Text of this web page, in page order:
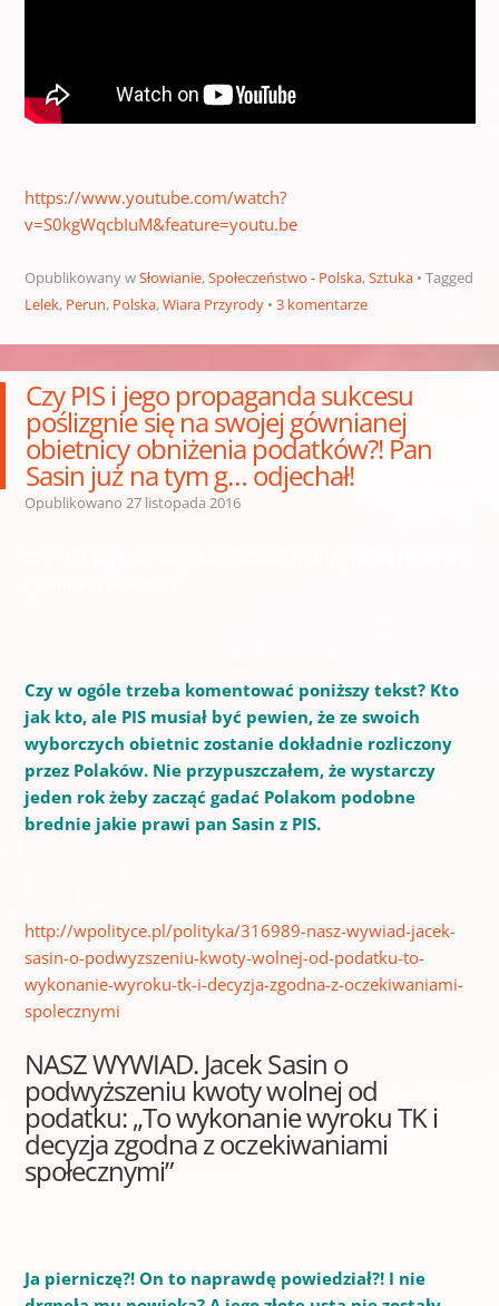
https://www.youtube.com/watch?
v=S0kgWqcbIuM&feature=youtu.be
Opublikowany wSłowianie,Społeczeństwo - Polska,Sztuka
Tagged
Lelek, Perun, Polska,Wiara Przyrody 3 komentarze
Czy PIS i jego propaganda sukcesu
poślizgnie się na swojej gównianej
obietnicy obniżenia podatków?! Pan
Sasin już na tym g… odjechał!
Opublikowano 27 listopada 2016
Czy w ogóle trzeba komentować poniższy tekst? Kto
jak kto, ale PIS musiał być pewien, że ze swoich
wyborczych obietnic zostanie dokładnie rozliczony
przez Polaków. Nie przypuszczałem, że wystarczy
jeden rok żeby zacząć gadać Polakom podobne
brednie jakie prawi pan Sasin z PIS.
http://wpolityce.pl/polityka/316989-nasz-wywiad-jacek-
sasin-o-podwyzszeniu-kwoty-wolnej-od-podatku-to-
wykonanie-wyroku-tk-i-decyzja-zgodna-z-oczekiwaniami-
spolecznymi
NASZ WYWIAD. Jacek Sasin o
podwyższeniu kwoty wolnej od
podatku: „To wykonanie wyroku TK i
decyzja zgodna z oczekiwaniami
społecznymi”
Ja pierniczę?! On to naprawdę powiedział?! I nie